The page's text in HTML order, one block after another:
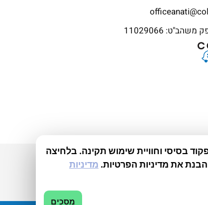
11029066
בסיסי וחוויית שימוש תקינה. בלחיצה
את מדיניות הפרטיות. מדיניות
מסכים